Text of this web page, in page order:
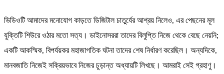
ভিডিওটি আমাদের মনোযোগ কাড়তে ডিজিটাল চাতুর্যের আশ্রয় নিলেও, এর পেছনের মূল
যুক্তিটি শিউরে ওঠার মতো সত্য। ডাইনোসররা তাদের বিলুপ্তি নিজে থেকে বেছে নেয়নি;
একটি আকস্মিক, বিপর্যয়কর মহাজাগতিক ঘটনা তাদের শেষ নির্ধারণ করেছিল। অন্যদিকে,
মানবজাতি নিজেই সক্রিয়ভাবে নিজের চুড়ান্ত অধ্যায়টি লিখছে। আমরাই সেই গ্রহাণু।